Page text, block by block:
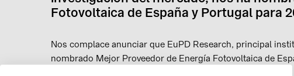
Fotovoltaica de España y Portugal para
Nos complace anunciar que EuPD Research, principal
nombrado Mejor Proveedor de Energía Fotovoltaica de